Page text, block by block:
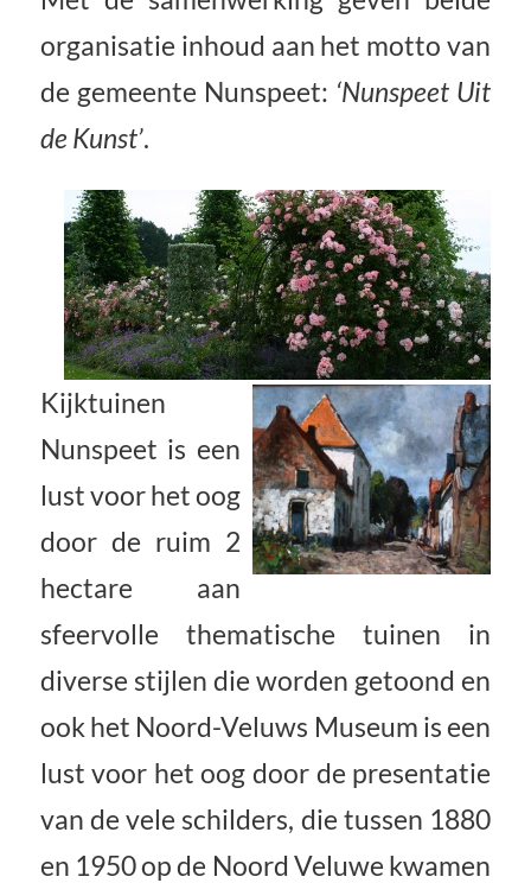
organisatie inhoud aan het motto van
de gemeente Nunspeet: ‘Nunspeet Uit
de Kunst’.
Kijktuinen
Nunspeet is een
lust voor het oog
door de ruim 2
hectare aan
sfeervolle thematische tuinen in
diverse stijlen die worden getoond en
ook het Noord-Veluws Museum is een
lust voor het oog door de presentatie
van de vele schilders, die tussen 1880
en 1950 op de Noord Veluwe kwamen